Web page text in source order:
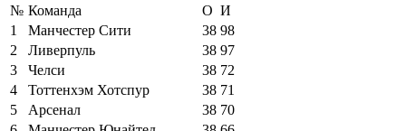
№ Команда О И
1
Манчестер Сити 38 98
2
Ливерпуль 38 97
3
Челси 38 72
4
Тоттенхэм Хотспур 38 71
5
Арсенал 38 70